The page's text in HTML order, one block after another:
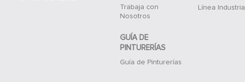
Trabaja con
Nosotros
GUÍA DE
PINTURERÍAS
Guía de Pinturerías
Línea Industria